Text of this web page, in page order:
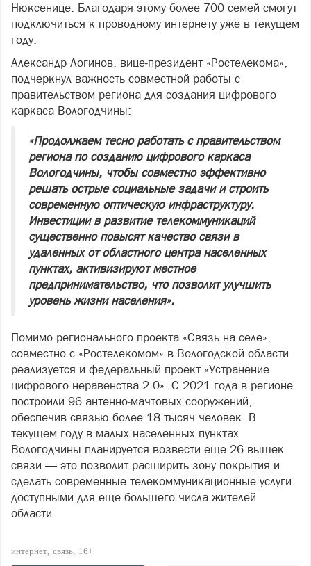
Нюксенице. Благодаря этому более 700 семей смогут
подключиться к проводному интернету уже в текущем
году.
Александр Логинов, вице‑президент «Ростелекома»,
подчеркнул важность совместной работы с
правительством региона для создания цифрового
каркаса Вологодчины:
«Продолжаем тесно работать с правительством
региона по созданию цифрового каркаса
Вологодчины, чтобы совместно эффективно
решать острые социальные задачи и строить
современную оптическую инфраструктуру.
Инвестиции в развитие телекоммуникаций
существенно повысят качество связи в
удаленных от областного центра населенных
пунктах, активизируют местное
предпринимательство, что позволит улучшить
уровень жизни населения».
Помимо регионального проекта «Связь на селе»,
совместно с «Ростелекомом» в Вологодской области
реализуется и федеральный проект «Устранение
цифрового неравенства 2.0». С 2021 года в регионе
построили 96 антенно‑мачтовых сооружений,
обеспечив связью более 18 тысяч человек. В
текущем году в малых населенных пунктах
Вологодчины планируется возвести еще 26 вышек
связи — это позволит расширить зону покрытия и
сделать современные телекоммуникационные услуги
доступными для еще большего числа жителей
области.
интернет связь 16+